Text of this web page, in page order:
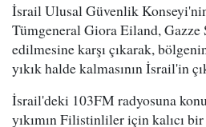
İsrail Ulusal Güvenlik
Tümgeneral Giora Eiland,
edilmesine karşı çıkarak,
yıkık halde kalmasının İsrail'in
İsrail'deki 103FM radyosuna
yıkımın Filistinliler için kalıcı